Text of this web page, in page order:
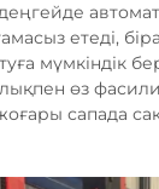
етеді,
мүмкіндік
өз
сапада